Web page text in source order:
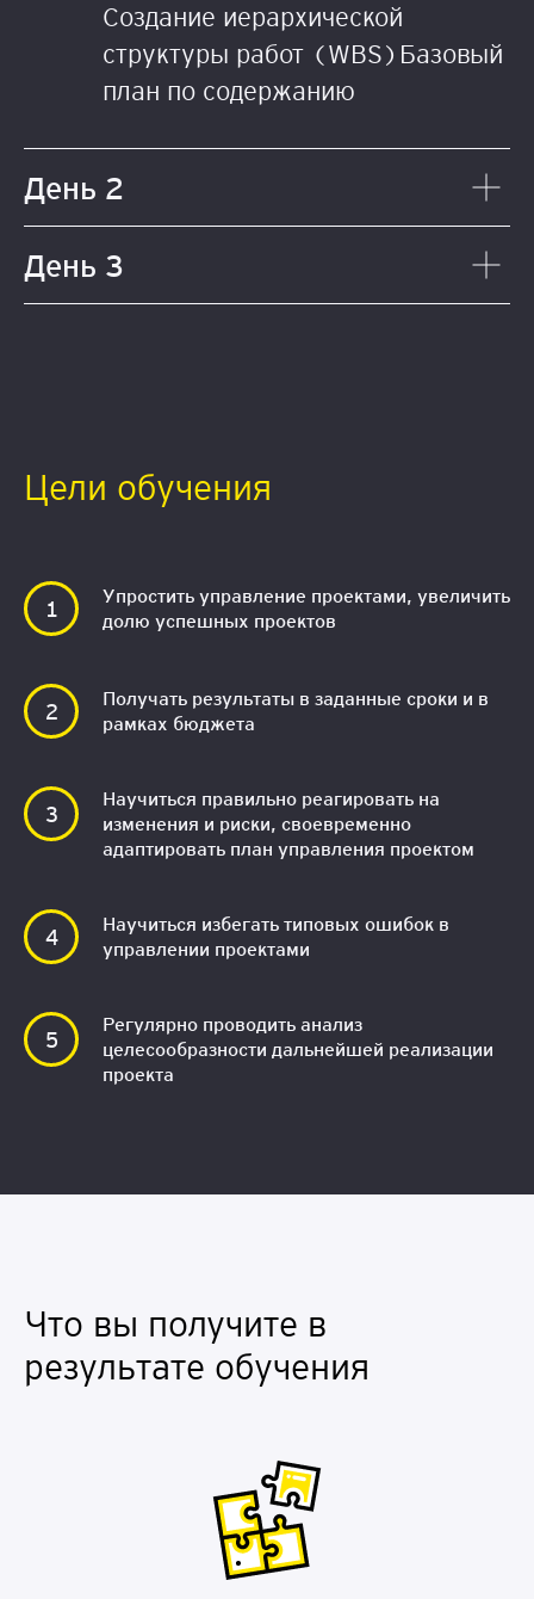
Создание иерархической
структуры работ (WBS)Базовый
план по содержанию
День 2
День 3
Цели обучения
Упростить управление проектами, увеличить
долю успешных проектов
Получать результаты в заданные сроки и в
рамках бюджета
Научиться правильно реагировать на
изменения и риски, своевременно
адаптировать план управления проектом
Научиться избегать типовых ошибок в
управлении проектами
Регулярно проводить анализ
целесообразности дальнейшей реализации
проекта
Что вы получите в
результате обучения